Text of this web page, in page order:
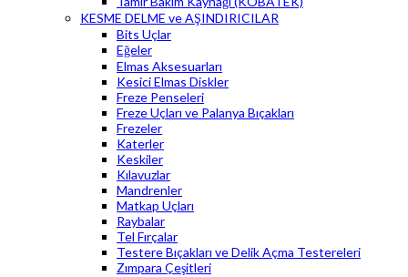
KESME DELME ve AŞINDIRICILAR
Bits Uçlar
Eğeler
Elmas Aksesuarları
Kesici Elmas Diskler
Freze Penseleri
Freze Uçları ve Palanya Bıçakları
Frezeler
Katerler
Keskiler
Kılavuzlar
Mandrenler
Matkap Uçları
Raybalar
Tel Fırçalar
Testere Bıçakları ve Delik Açma Testereleri
Zımpara Çeşitleri